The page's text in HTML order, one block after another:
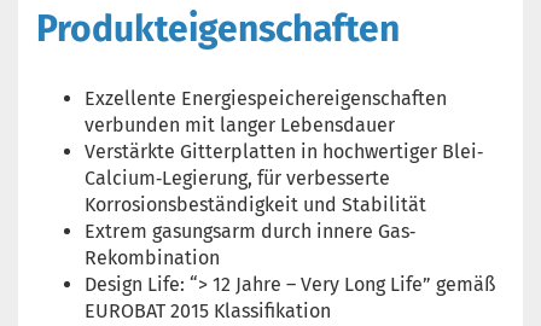
Produkteigenschaften
Exzellente Energiespeichereigenschaften
verbunden mit langer Lebensdauer
Verstärkte Gitterplatten in hochwertiger Blei‐
Calcium‐Legierung, für verbesserte
Korrosionsbeständigkeit und Stabilität
Extrem gasungsarm durch innere Gas‐
Rekombination
Design Life: “> 12 Jahre – Very Long Life” gemäß
EUROBAT 2015 Klassifikation